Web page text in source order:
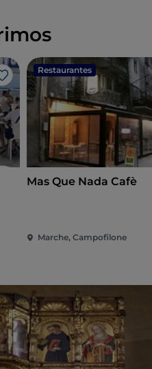
Gosto
Restaurantes
Mas Que Nada Cafè
Marche, Campofilone